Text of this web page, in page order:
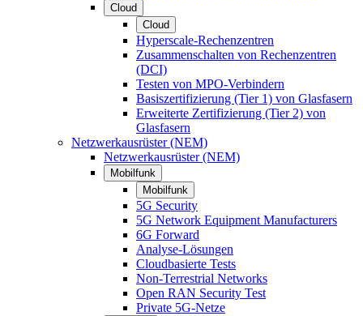
Cloud
Cloud
Hyperscale-Rechenzentren
Zusammenschalten von Rechenzentren
(DCI)
Testen von MPO-Verbindern
Basiszertifizierung (Tier 1) von Glasfasern
Erweiterte Zertifizierung (Tier 2) von
Glasfasern
Netzwerkausrüster (NEM)
Netzwerkausrüster (NEM)
Mobilfunk
Mobilfunk
5G Security
5G Network Equipment Manufacturers
6G Forward
Analyse-Lösungen
Cloudbasierte Tests
Non-Terrestrial Networks
Open RAN Security Test
Private 5G-Netze